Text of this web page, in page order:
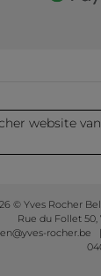
website van
© Yves Rocher
Rue du Follet 50,
rocher.be